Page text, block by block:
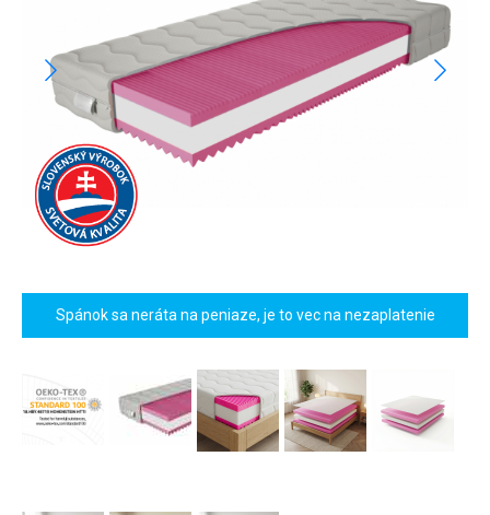
Spánok sa neráta na peniaze, je to vec na nezaplatenie